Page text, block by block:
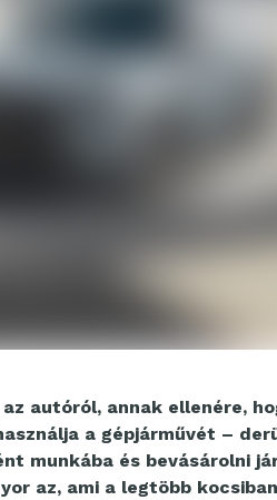
autóról, annak ellenére,
a gépjárművét –
munkába és bevásárolni
az, ami a legtöbb